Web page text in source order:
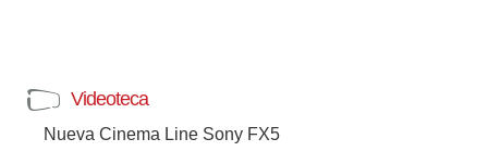
Videoteca
Nueva Cinema Line Sony FX5